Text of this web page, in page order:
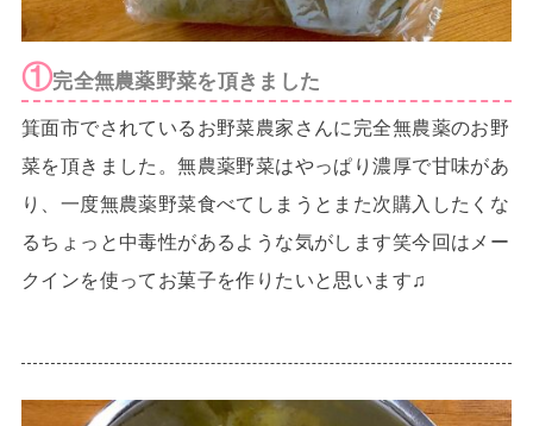
①完全無農薬野菜を頂きました
箕面市でされているお野菜農家さんに完全無農薬のお野
菜を頂きました。無農薬野菜はやっぱり濃厚で甘味があ
り、一度無農薬野菜食べてしまうとまた次購入したくな
るちょっと中毒性があるような気がします笑今回はメー
クインを使ってお菓子を作りたいと思います♫